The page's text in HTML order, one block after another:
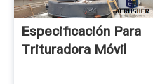
Especificación Para
Trituradora Móvil